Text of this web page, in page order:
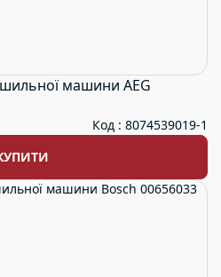
машини AEG
Код : 8074539019-1